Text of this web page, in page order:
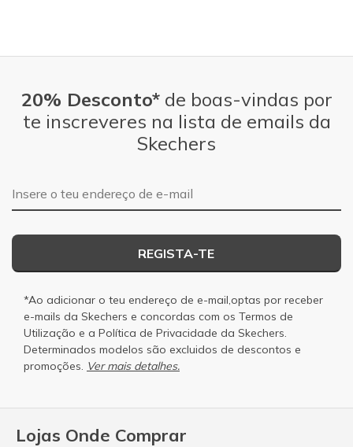
Lojas Onde Comprar
20% Desconto*de boas-vindas por
te inscreveres na lista de emails da
Skechers
Endereço de e-mail
REGISTA-TE
*Ao adicionar o teu endereço de e-mail,optas por receber
e-mails da Skechers e concordas com os Termos de
Utilização e a Política de Privacidade da Skechers.
Determinados modelos são excluidos de descontos e
promoções. Ver mais detalhes.